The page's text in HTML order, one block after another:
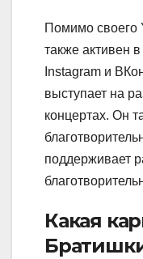
Помимо своего
также активен
Instagram и
выступает на
концертах. Он
поддерживает
Какая